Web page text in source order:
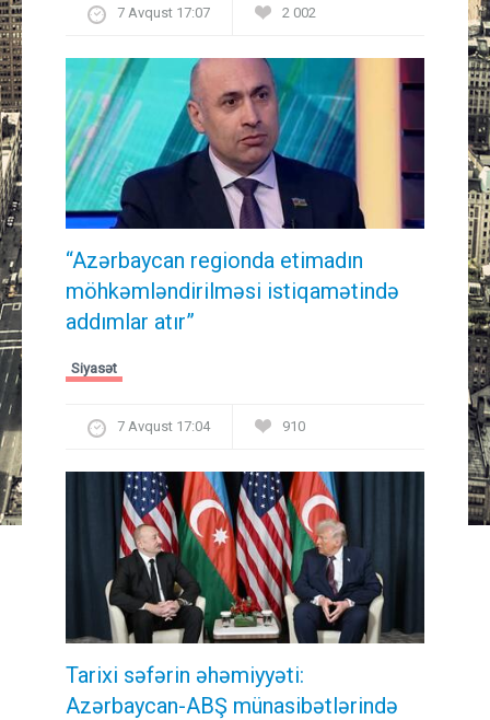
7 Avqust 17:07 2 002
“Azərbaycan regionda etimadın
möhkəmləndirilməsi istiqamətində
addımlar atır”
Siyasət
7 Avqust 17:04 910
Tarixi səfərin əhəmiyyəti:
Azərbaycan-ABŞ münasibətlərində